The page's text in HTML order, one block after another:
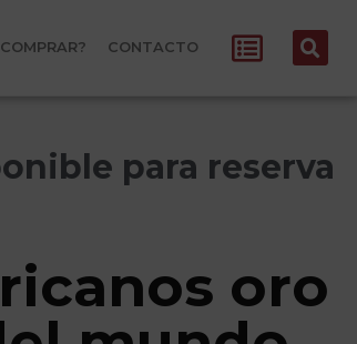
CONTACTO
para reserva
oro